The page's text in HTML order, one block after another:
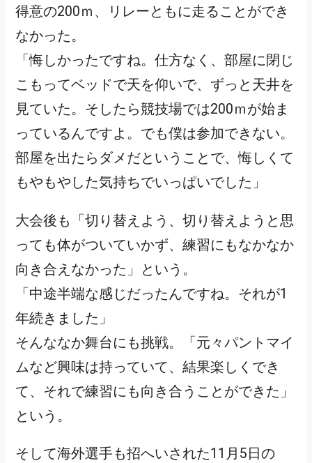
得意の200ｍ、リレーともに走ることができ
なかった。
「悔しかったですね。仕方なく、部屋に閉じ
こもってベッドで天を仰いで、ずっと天井を
見ていた。そしたら競技場では200ｍが始ま
っているんですよ。でも僕は参加できない。
部屋を出たらダメだということで、悔しくて
もやもやした気持ちでいっぱいでした」
大会後も「切り替えよう、切り替えようと思
っても体がついていかず、練習にもなかなか
向き合えなかった」という。
「中途半端な感じだったんですね。それが1
年続きました」
そんななか舞台にも挑戦。「元々パントマイ
ムなど興味は持っていて、結果楽しくでき
て、それで練習にも向き合うことができた」
という。
そして海外選手も招へいされた11月5日の